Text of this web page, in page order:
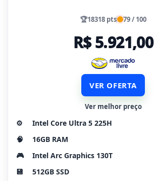
🏆18318 pts 79 / 100
R$ 5.921,00
VER OFERTA
Ver melhor preço
⚙️
Intel Core Ultra 5 225H
🧠
16GB RAM
🎮
Intel Arc Graphics 130T
💾
512GB SSD